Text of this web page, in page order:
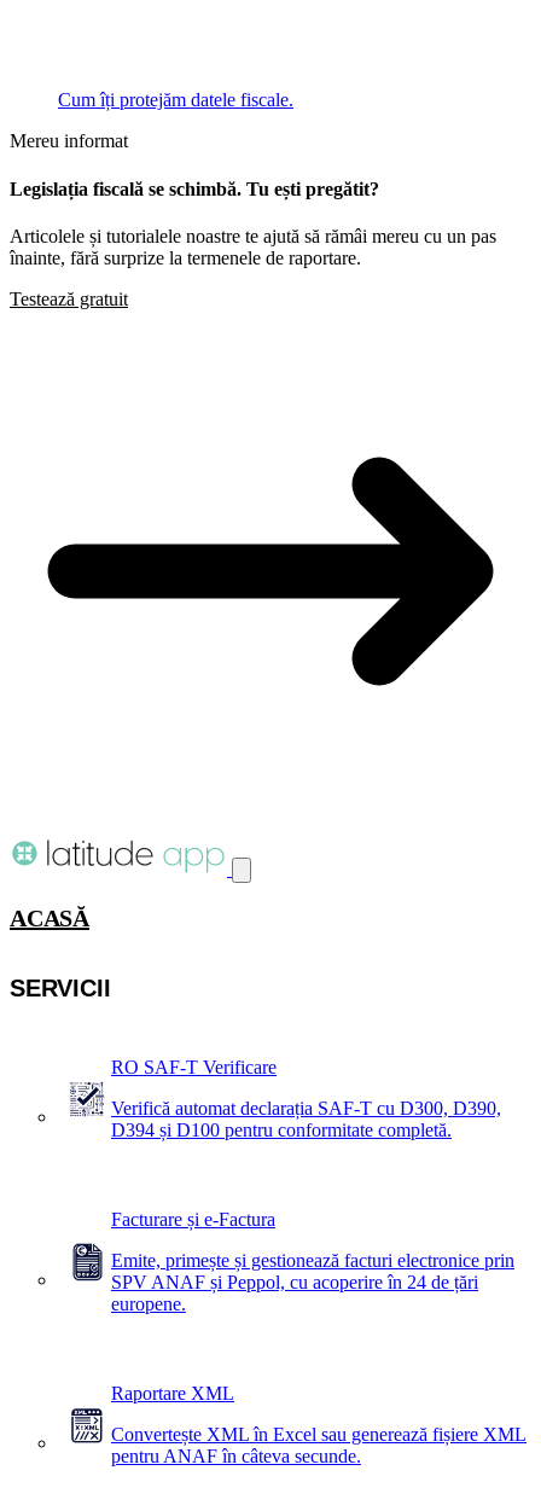
Cum îți protejăm datele fiscale.
Mereu informat
Legislația fiscală se schimbă. Tu ești pregătit?
Articolele și tutorialele noastre te ajută să rămâi mereu cu un pas
înainte, fără surprize la termenele de raportare.
Testează gratuit
ACASĂ
SERVICII
RO SAF-T Verificare
Verifică automat declarația SAF-T cu D300, D390,
D394 și D100 pentru conformitate completă.
Facturare și e-Factura
Emite, primește și gestionează facturi electronice prin
SPV ANAF și Peppol, cu acoperire în 24 de țări
europene.
Raportare XML
Convertește XML în Excel sau generează fișiere XML
pentru ANAF în câteva secunde.